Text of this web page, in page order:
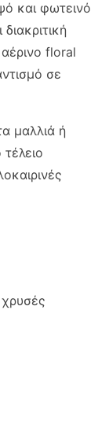
και φωτεινό
floral
σε
μαλλιά ή